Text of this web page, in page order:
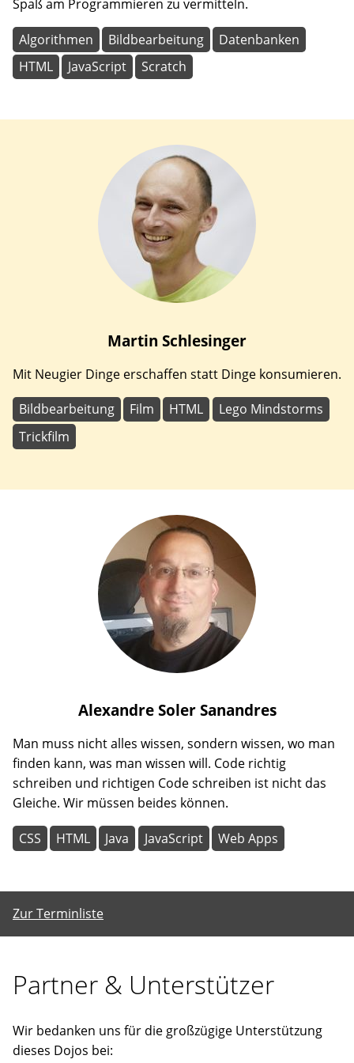
Spaß am Programmieren zu vermitteln.
Algorithmen Bildbearbeitung
Datenbanken
HTML
JavaScript Scratch
Martin Schlesinger
Mit Neugier Dinge erschaffen statt Dinge konsumieren.
Bildbearbeitung Film HTML
Lego Mindstorms
Trickfilm
Alexandre Soler Sanandres
Man muss nicht alles wissen, sondern wissen, wo man
finden kann, was man wissen will. Code richtig
schreiben und richtigen Code schreiben ist nicht das
Gleiche. Wir müssen beides können.
CSS HTML Java JavaScript Web Apps
Zur Terminliste
Partner & Unterstützer
Wir bedanken uns für die großzügige Unterstützung
dieses Dojos bei: